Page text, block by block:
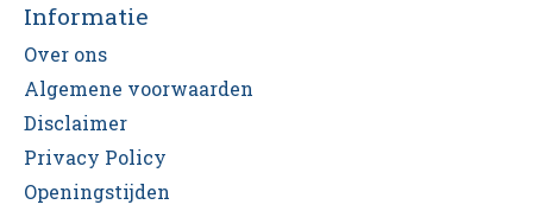
Informatie
Over ons
Algemene voorwaarden
Disclaimer
Privacy Policy
Openingstijden